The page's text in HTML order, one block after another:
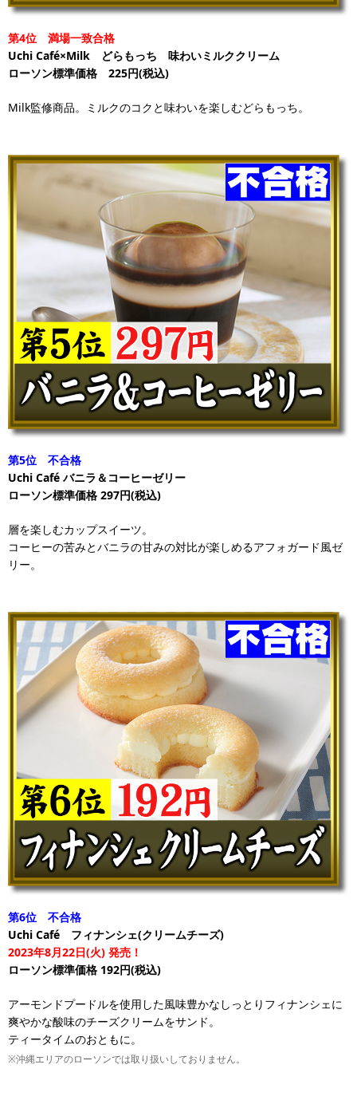
第4位 満場一致合格
Uchi Café×Milk どらもっち 味わいミルククリーム
ローソン標準価格 225円(税込)
Milk監修商品。ミルクのコクと味わいを楽しむどらもっち。
第5位 不合格
Uchi Café バニラ＆コーヒーゼリー
ローソン標準価格 297円(税込)
層を楽しむカップスイーツ。
コーヒーの苦みとバニラの甘みの対比が楽しめるアフォガード風ゼ
リー。
第6位 不合格
Uchi Café フィナンシェ(クリームチーズ)
2023年8月22日(火) 発売！
ローソン標準価格 192円(税込)
アーモンドプードルを使用した風味豊かなしっとりフィナンシェに
爽やかな酸味のチーズクリームをサンド。
ティータイムのおともに。
※沖縄エリアのローソンでは取り扱いしておりません。